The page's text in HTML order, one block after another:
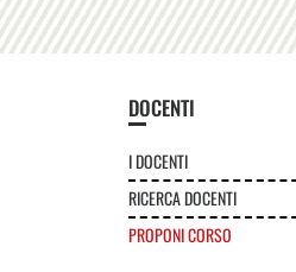
DOCENTI
I DOCENTI
RICERCA DOCENTI
PROPONI CORSO